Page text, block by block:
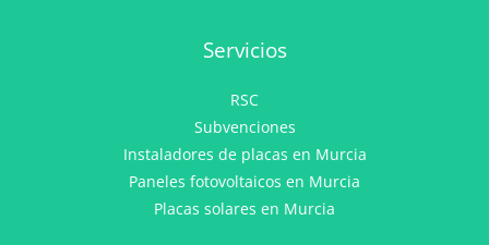
Servicios
RSC
Subvenciones
Instaladores de placas en Murcia
Paneles fotovoltaicos en Murcia
Placas solares en Murcia